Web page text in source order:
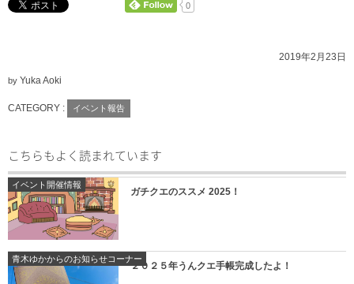
0
2019年2月23日
by Yuka Aoki
CATEGORY : イベント報告
こちらもよく読まれています
イベント開催情報
ガチクエのススメ 2025！
青木ゆかからのお知らせコーナー
２０２５年うんクエ手帳完成したよ！